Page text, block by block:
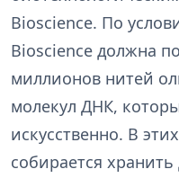
Bioscience. По
Bioscience должна
миллионов нитей
молекул ДНК,
искусственно. В
собирается